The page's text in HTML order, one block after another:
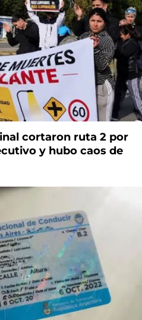
cortaron ruta 2 por
y hubo caos de